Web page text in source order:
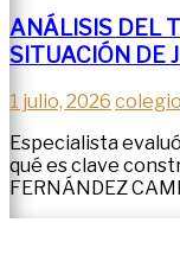
ANÁLISIS DEL
SITUACIÓN DE
1 julio, 2026 colegio
Especialista
qué es clave
FERNÁNDEZ